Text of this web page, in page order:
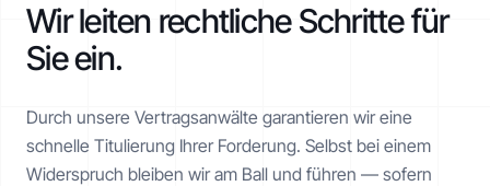
Realisiert
Wir leiten rechtliche Schritte für
Sie ein.
Durch unsere Vertragsanwälte garantieren wir eine
schnelle Titulierung Ihrer Forderung. Selbst bei einem
Widerspruch bleiben wir am Ball und führen — sofern